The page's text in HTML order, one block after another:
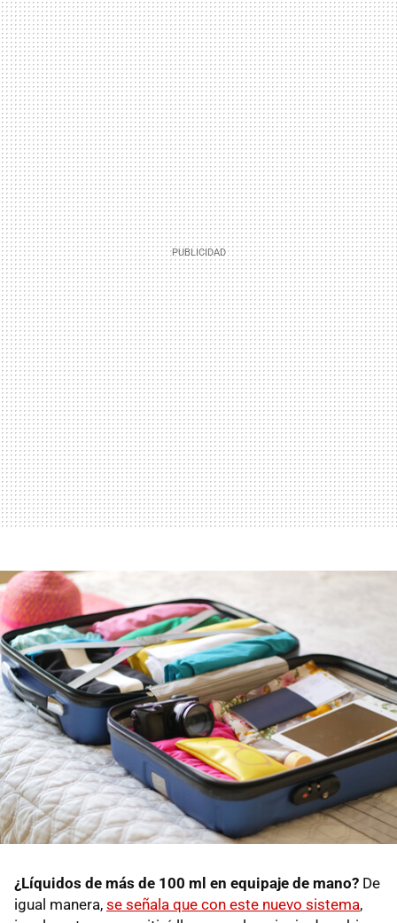
¿Líquidos de más de 100 ml en equipaje de mano? De
igual manera, se señala que con este nuevo sistema,